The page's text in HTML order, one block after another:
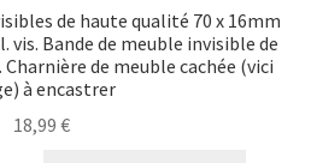
de haute qualité 70 x 16mm
vis. Bande de meuble invisible de
Charnière de meuble cachée (vici
à encastrer
18,99 €